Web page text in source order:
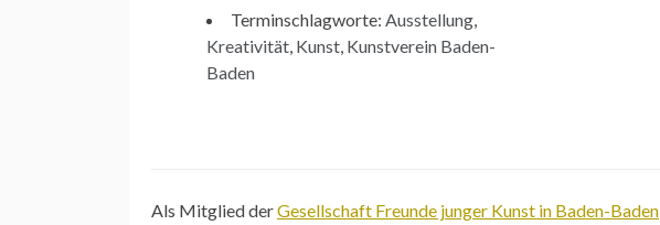
Terminschlagworte: Ausstellung,
Kreativität, Kunst, Kunstverein Baden-
Baden
Als Mitglied derGesellschaft Freunde junger Kunst in Baden-Baden